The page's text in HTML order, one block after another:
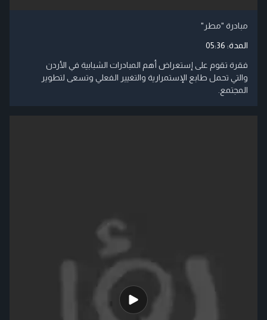
مبادرة "مطر"
المدة: 05:36
فقرة تقوم على إستعراض أهم المبادرات الشبابية في الأردن
والتي تحمل طابع الإستمرارية والتغيير الفعلي وتسعى لتطوير
المجتمع.